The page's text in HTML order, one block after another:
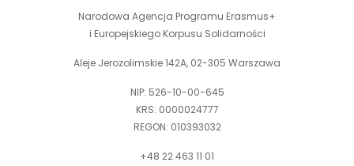
Narodowa Agencja Programu Erasmus+
i Europejskiego Korpusu Solidarności
Aleje Jerozolimskie 142A, 02-305 Warszawa
NIP: 526-10-00-645
KRS: 0000024777
REGON: 010393032
+48 22 463 11 01